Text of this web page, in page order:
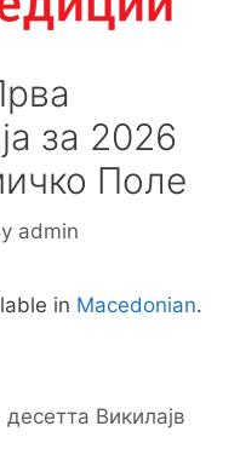
за 2026
Поле
admin
in Macedonian.
Викилајв